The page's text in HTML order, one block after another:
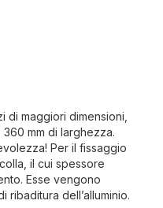
di maggiori dimensioni,
mm di larghezza.
Per il fissaggio
il cui spessore
Esse vengono
dell’alluminio.